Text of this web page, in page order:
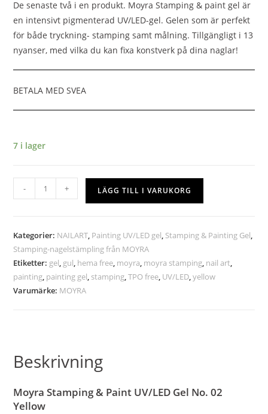
De senaste två i en produkt. Moyra Stamping & paint gel är
en intensivt pigmenterad UV/LED-gel. Gelen som är perfekt
för både tryckning- stamping samt målning. Tillgängligt i 13
nyanser, med vilka du kan fixa konstverk på dina naglar!
BETALA MED SVEA
7 i lager
- + LÄGG TILL I VARUKORG
Kategorier: NAILART, Painting UV/LED gel, Stamping & Painting Gel,
Stamping-nagelstämpling från MOYRA
Etiketter: gel, gul, hema free, moyra, moyra stamping, nail art,
painting, painting gel, stamping,TPO free, UV/LED,yellow
Varumärke: MOYRA
Beskrivning
Moyra Stamping & Paint UV/LED Gel No. 02
Yellow